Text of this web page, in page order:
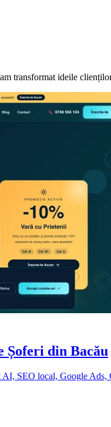
transformat ideile
Șoferi din Bacău
SEO local, Google